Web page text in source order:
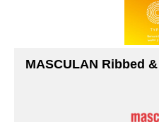
MASCULAN Ribbed